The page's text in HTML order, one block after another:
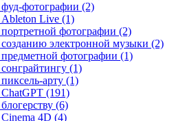
фотографии (2)
Live (1)
фотографии (2)
электронной музыки (2)
фотографии (1)
(1)
арту (1)
(191)
(6)
4D (4)